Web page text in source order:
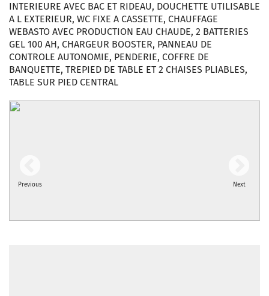
INTERIEURE AVEC BAC ET RIDEAU, DOUCHETTE UTILISABLE
A L EXTERIEUR, WC FIXE A CASSETTE, CHAUFFAGE
WEBASTO AVEC PRODUCTION EAU CHAUDE, 2 BATTERIES
GEL 100 AH, CHARGEUR BOOSTER, PANNEAU DE
CONTROLE AUTONOMIE, PENDERIE, COFFRE DE
BANQUETTE, TREPIED DE TABLE ET 2 CHAISES PLIABLES,
TABLE SUR PIED CENTRAL
Previous Next